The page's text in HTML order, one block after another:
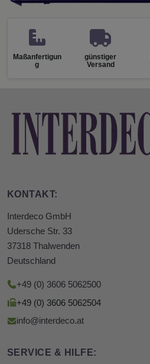
Maßanfertigun
g
günstiger
Versand
KONTAKT:
Interdeco GmbH
Udersche Str. 33
37318 Thalwenden
Deutschland
+49 (0) 3606 5062500
+49 (0) 3606 5062504
info@interdeco.at
SERVICE & HILFE: